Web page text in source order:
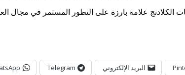
الكلادنج علامة بارزة على التطور المستمر في مجال
البريد الإلكتروني Telegram